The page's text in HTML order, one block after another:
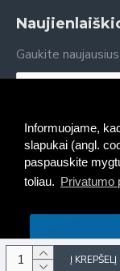
Informuojame,
slapukai (angl.
paspauskite
toliau. Privatumo
Į KREPŠELĮ
Gaukite
Susipažinau ir
Kaseta - spausdintuvų
pildymas, pardavimas